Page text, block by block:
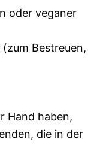
oder veganer
(zum Bestreuen,
Hand haben,
die in der